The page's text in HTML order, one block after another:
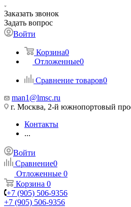
Заказать звонок
Задать вопрос
Войти
Корзина0
Отложенные0
Сравнение товаров0
man1@lmsc.ru
г. Москва, 2-й южнопортовый
Контакты
...
Войти
Сравнение0
Отложенные 0
Корзина 0
+7 (905) 506-9356
+7 (905) 506-9356